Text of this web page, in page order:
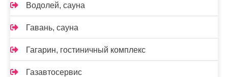
Водолей, сауна
Гавань, сауна
Гагарин, гостиничный комплекс
Газавтосервис